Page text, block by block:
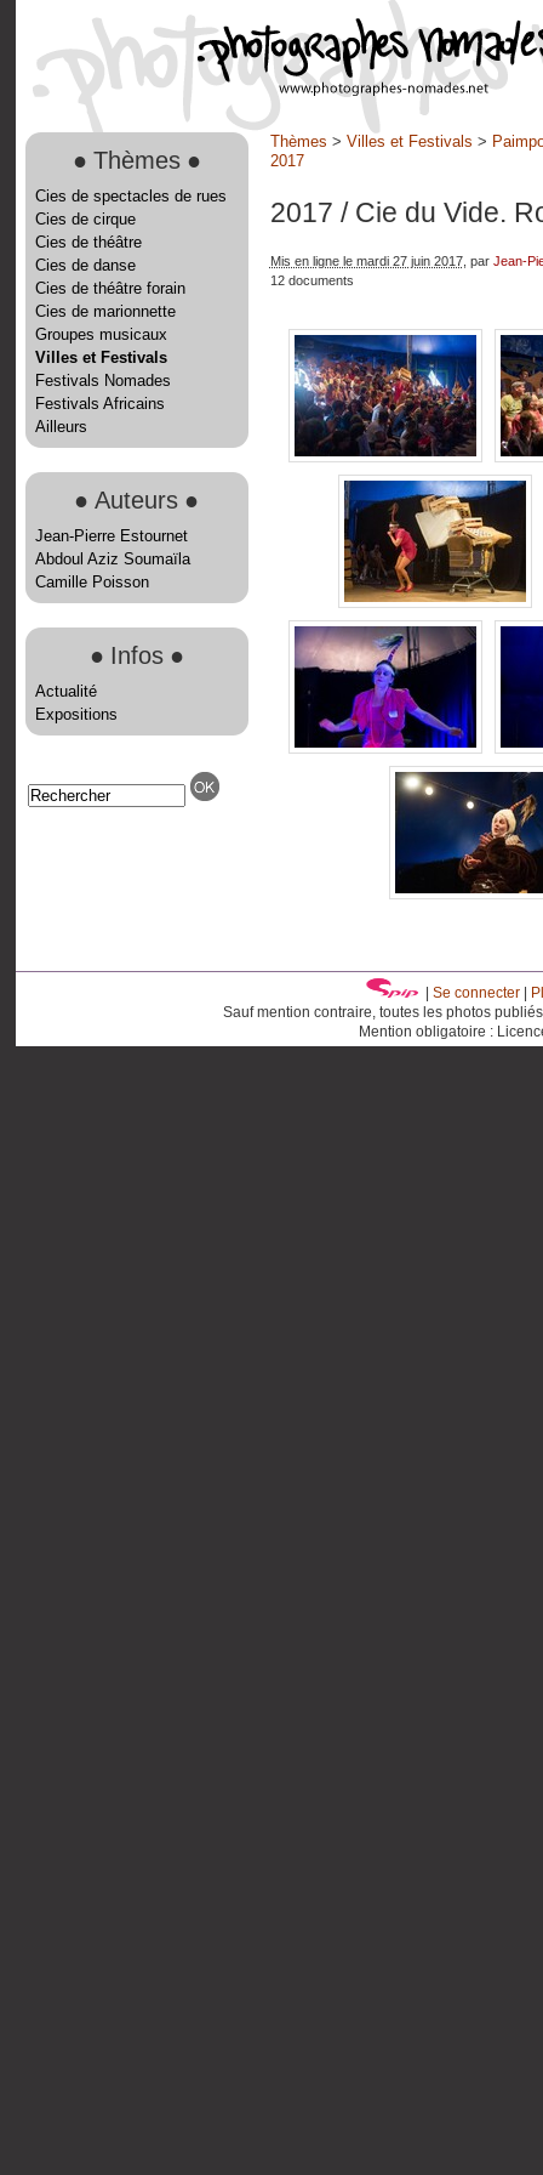
● Thèmes ●
Cies de spectacles de rues
Cies de cirque
Cies de théâtre
Cies de danse
Cies de théâtre forain
Cies de marionnette
Groupes musicaux
Villes et Festivals
Festivals Nomades
Festivals Africains
Ailleurs
● Auteurs ●
Jean-Pierre Estournet
Abdoul Aziz Soumaïla
Camille Poisson
● Infos ●
Actualité
Expositions
Thèmes > Villes et Festivals >
2017
2017 / Cie du Vide.
Mis en ligne le mardi 27 juin 2017, par Jean-
12 documents
Se connecter|
Sauf mention contraire, toutes les photos
Mention obligatoire :